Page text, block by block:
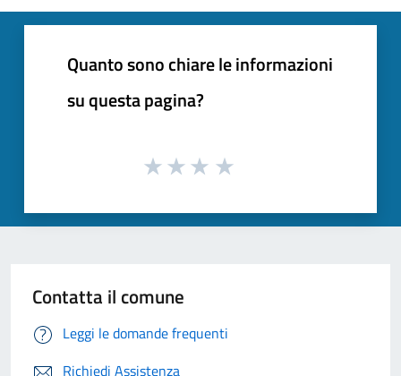
Quanto sono chiare le informazioni
su questa pagina?
Contatta il comune
Leggi le domande frequenti
Richiedi Assistenza